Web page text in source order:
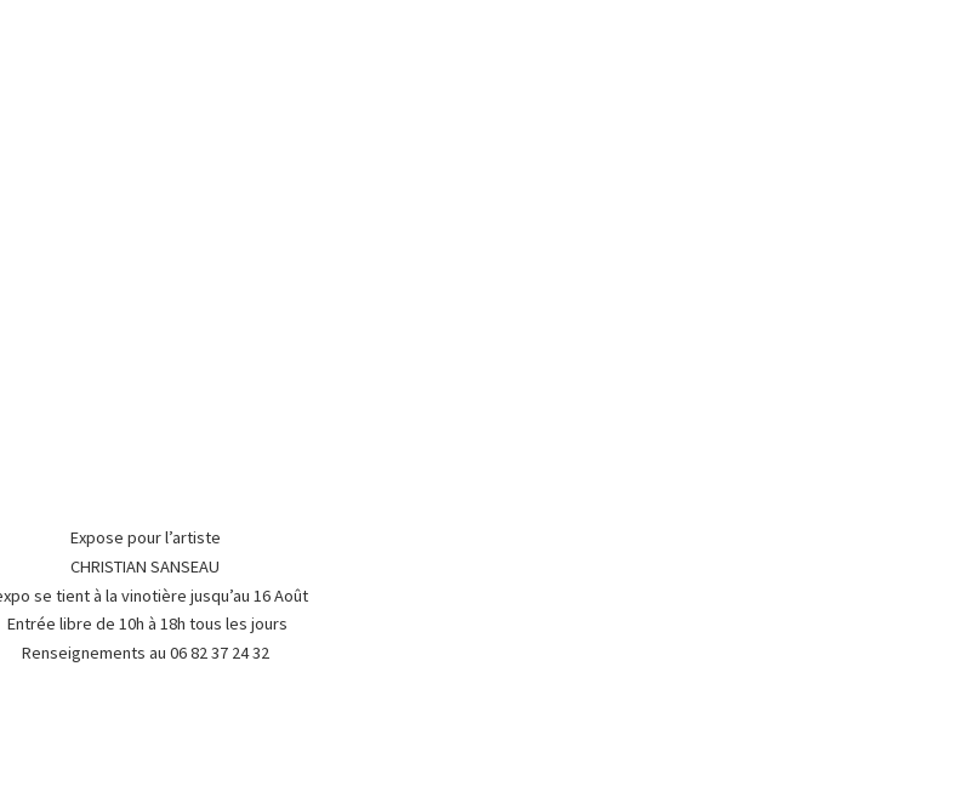
Expose pour l’artiste
CHRISTIAN SANSEAU
se tient à la vinotière jusqu’au 16 Août
Entrée libre de 10h à 18h tous les jours
Renseignements au 06 82 37 24 32